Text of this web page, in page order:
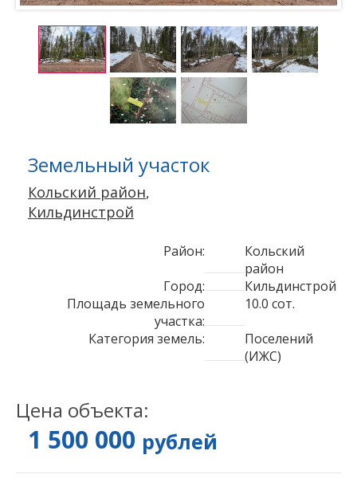
Земельный участок
Кольский район,
Кильдинстрой
Район:
Кольский
район
Город:
Кильдинстрой
Площадь земельного
участка:
10.0 сот.
Категория земель:
Поселений
(ИЖС)
Цена объекта:
1 500 000 рублей